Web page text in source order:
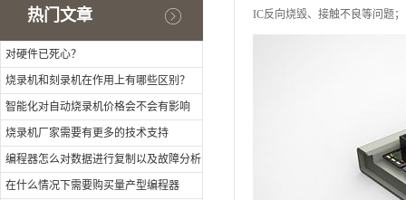
热门文章
对硬件已死心？
烧录机和刻录机在作用上有哪些区别？
智能化对自动烧录机价格会不会有影响
烧录机厂家需要有更多的技术支持
编程器怎么对数据进行复制以及故障分析
在什么情况下需要购买量产型编程器
IC反向烧毁、接触不良等问题